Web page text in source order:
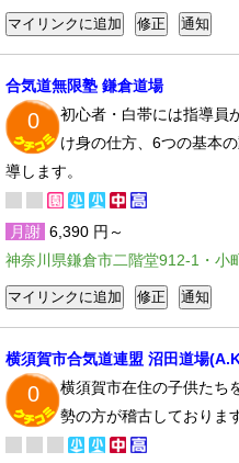
合気道無限塾 鎌倉道場
0
初心者・白帯には指導員
け身の仕方、6つの基本
導します。
月謝 6,390 円～
神奈川県鎌倉市二階堂912-1・小
横須賀市合気道連盟 沼田道場
0
横須賀市在住の子供たち
勢の方が稽古しておりま